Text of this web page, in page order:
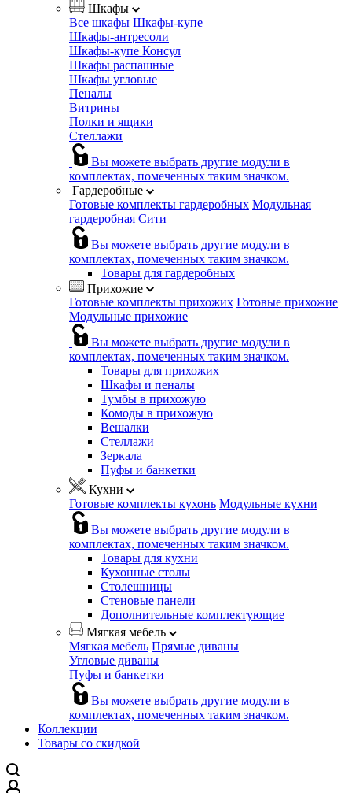
Шкафы
Все шкафы Шкафы-купе
Шкафы-антресоли
Шкафы-купе Консул
Шкафы распашные
Шкафы угловые
Пеналы
Витрины
Полки и ящики
Стеллажи
Вы можете выбрать другие модули в
комплектах, помеченных таким значком.
Гардеробные
Готовые комплекты гардеробных Модульная
гардеробная Сити
Вы можете выбрать другие модули в
комплектах, помеченных таким значком.
Товары для гардеробных
Прихожие
Готовые комплекты прихожих Готовые прихожие
Модульные прихожие
Вы можете выбрать другие модули в
комплектах, помеченных таким значком.
Товары для прихожих
Шкафы и пеналы
Тумбы в прихожую
Комоды в прихожую
Вешалки
Стеллажи
Зеркала
Пуфы и банкетки
Кухни
Готовые комплекты кухонь Модульные кухни
Вы можете выбрать другие модули в
комплектах, помеченных таким значком.
Товары для кухни
Кухонные столы
Столешницы
Стеновые панели
Дополнительные комплектующие
Мягкая мебель
Мягкая мебель Прямые диваны
Угловые диваны
Пуфы и банкетки
Вы можете выбрать другие модули в
комплектах, помеченных таким значком.
Коллекции
Товары со скидкой